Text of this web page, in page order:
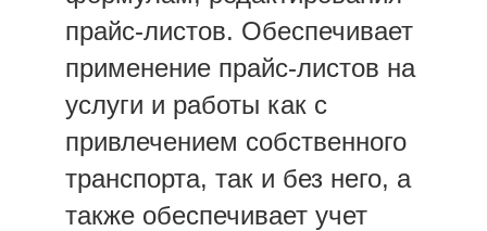
прайс-листов. Обеспечивает
применение прайс-листов на
услуги и работы как с
привлечением собственного
транспорта, так и без него, а
также обеспечивает учет